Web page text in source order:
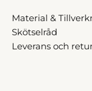
Material &
Skötselråd
Leverans och